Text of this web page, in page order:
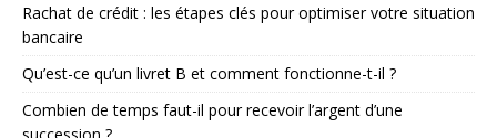
Rachat de crédit : les étapes clés pour optimiser votre situation
bancaire
Qu’est-ce qu’un livret B et comment fonctionne-t-il ?
Combien de temps faut-il pour recevoir l’argent d’une
succession ?